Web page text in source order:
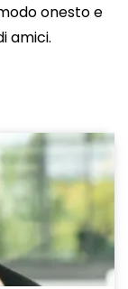
onesto e
amici.